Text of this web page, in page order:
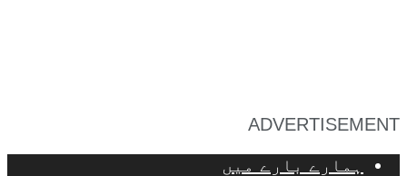
ADVERTISEMENT
ہمارے بارے میں